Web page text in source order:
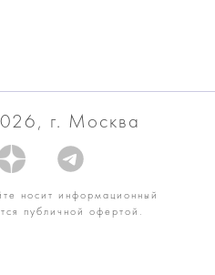
г. Москва
носит информационный
публичной офертой.